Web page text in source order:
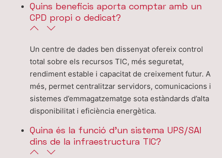
Quins beneficis aporta comptar amb un
CPD propi o dedicat?
Un centre de dades ben dissenyat ofereix control
total sobre els recursos TIC, més seguretat,
rendiment estable i capacitat de creixement futur. A
més, permet centralitzar servidors, comunicacions i
sistemes d’emmagatzematge sota estàndards d’alta
disponibilitat i eficiència energètica.
Quina és la funció d’un sistema UPS/SAI
dins de la infraestructura TIC?